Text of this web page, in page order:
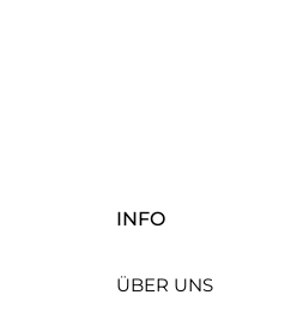
INFO
ÜBER UNS